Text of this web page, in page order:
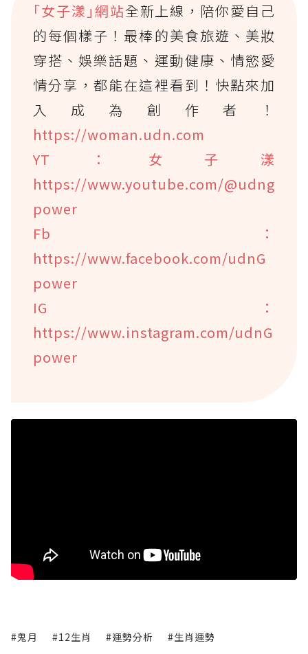
｢女子漾｣網站全新上線，陪你愛自己
的每個樣子！最棒的美食旅遊、美妝
穿搭、娛樂話題、運動健康、情慾愛
情分享，都能在這裡看到！快點來加
入成為創作者！
https://woman.udn.com
YT：女子漾
https://www.youtube.com/@udng
power
Fb：
https://www.facebook.com/udnG
power
IG：
https://www.instagram.com/udnG
power
#鬼月 #12生肖 #運勢分析 #生肖運勢